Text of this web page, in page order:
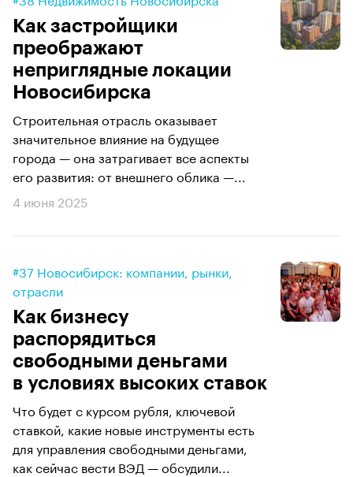
Как застройщики
преображают
неприглядные локации
Новосибирска
Строительная отрасль оказывает
значительное влияние на будущее
города — она затрагивает все аспекты
его развития: от внешнего облика —...
4 июня 2025
#37 Новосибирск: компании, рынки,
отрасли
Как бизнесу
распорядиться
свободными деньгами
в условиях высоких ставок
Что будет с курсом рубля, ключевой
ставкой, какие новые инструменты есть
для управления свободными деньгами,
как сейчас вести ВЭД — обсудили...